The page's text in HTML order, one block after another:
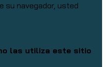
su navegador, usted
las utiliza este sitio